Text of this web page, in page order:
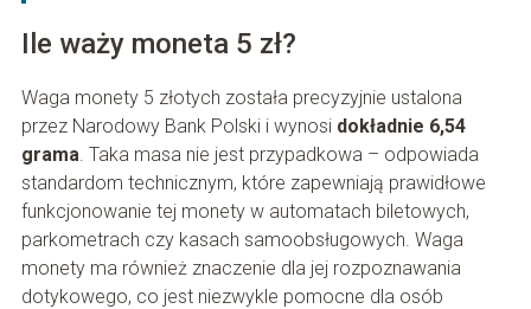
Ile waży moneta 5 zł?
Waga monety 5 złotych została precyzyjnie ustalona
przez Narodowy Bank Polski i wynosi dokładnie 6,54
grama. Taka masa nie jest przypadkowa – odpowiada
standardom technicznym, które zapewniają prawidłowe
funkcjonowanie tej monety w automatach biletowych,
parkometrach czy kasach samoobsługowych. Waga
monety ma również znaczenie dla jej rozpoznawania
dotykowego, co jest niezwykle pomocne dla osób